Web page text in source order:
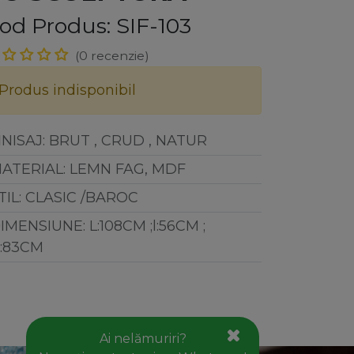
Produs: SIF-103
(0 recenzie)
Produs indisponibil
: BRUT , CRUD , NATUR
: LEMN FAG, MDF
: CLASIC /BAROC
: L:108CM ;l:56CM ;
legătura cu noi!
Contact
office@goldhouseconcept.ro
Ai nelămuriri?